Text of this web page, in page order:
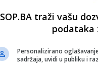
SOP.BA traži vašu
podataka
Personalizirano
sadržaja, uvidi u publiku i